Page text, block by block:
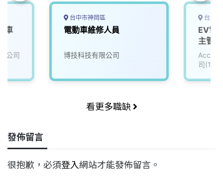
車
公司
台中市神岡區
電動車維修人員
博技科技有限公司
台北
EV電
主管_
司
看更多職缺
發佈留言
很抱歉，必須登入網站才能發佈留言。